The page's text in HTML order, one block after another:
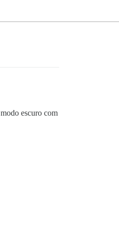
escuro com